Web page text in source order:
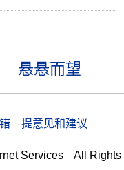
悬悬而望
提意见和建议
Services All Rights